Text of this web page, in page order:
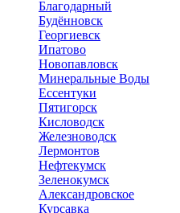
Благодарный
Будённовск
Георгиевск
Ипатово
Новопавловск
Минеральные Воды
Ессентуки
Пятигорск
Кисловодск
Железноводск
Лермонтов
Нефтекумск
Зеленокумск
Александровское
Курсавка